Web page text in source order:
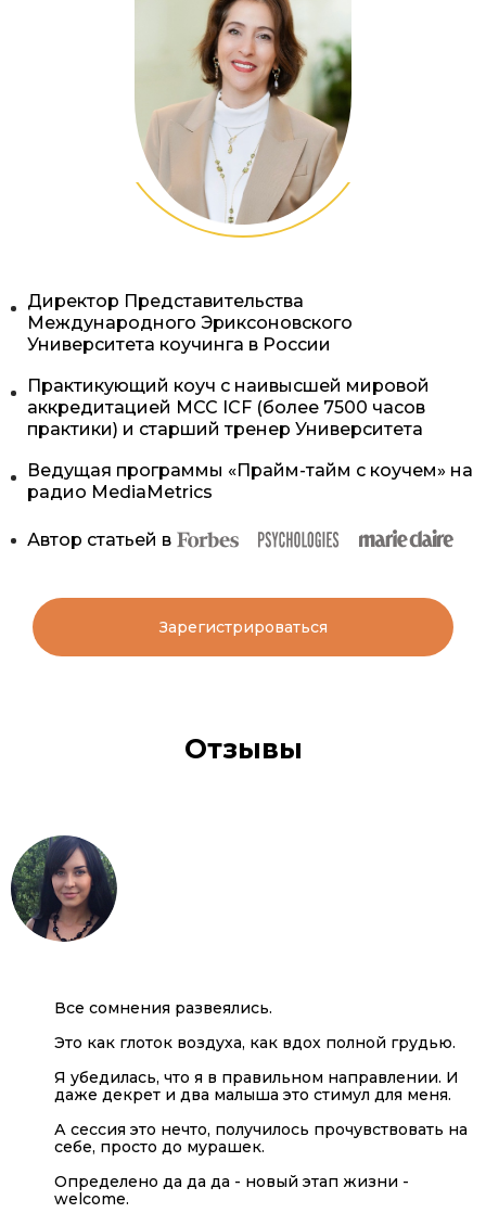
Директор Представительства
Международного Эриксоновского
Университета коучинга в России
Практикующий коуч с наивысшей мировой
аккредитацией MCC ICF (более 7500 часов
практики) и старший тренер Университета
Ведущая программы «Прайм-тайм с коучем» на
радио MediaMetrics
Автор статьей в
Зарегистрироваться
Отзывы
Все сомнения развеялись.
Это как глоток воздуха, как вдох полной грудью.
Я убедилась, что я в правильном направлении. И
даже декрет и два малыша это стимул для меня.
А сессия это нечто, получилось прочувствовать на
себе, просто до мурашек.
Определено да да да - новый этап жизни -
welcome.